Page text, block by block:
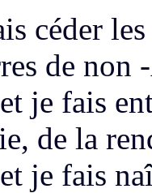
céder les
de non
je fais
de la
je fais